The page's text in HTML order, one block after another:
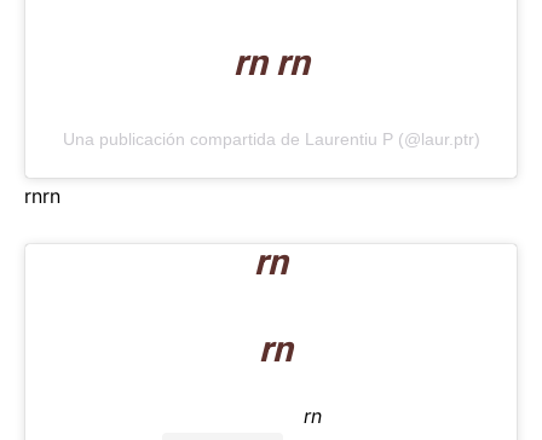
rn rn
Una publicación compartida de Laurentiu P (@laur.ptr)
rnrn
rn
rn
rn